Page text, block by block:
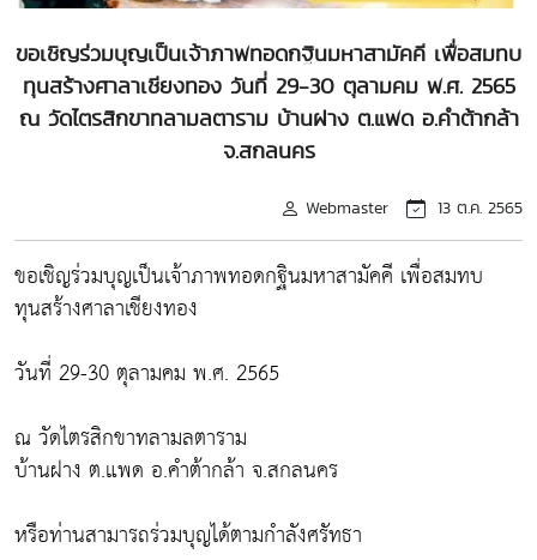
ขอเชิญร่วมบุญเป็นเจ้าภาพทอดกฐินมหาสามัคคี เพื่อสมทบ
ทุนสร้างศาลาเชียงทอง วันที่ 29-30 ตุลามคม พ.ศ. 2565
ณ วัดไตรสิกขาทลามลตาราม บ้านฝาง ต.แพด อ.คำต้ากล้า
จ.สกลนคร
Webmaster 13 ต.ค. 2565
ขอเชิญร่วมบุญเป็นเจ้าภาพทอดกฐินมหาสามัคคี เพื่อสมทบ
ทุนสร้างศาลาเชียงทอง
วันที่ 29-30 ตุลามคม พ.ศ. 2565
ณ วัดไตรสิกขาทลามลตาราม
บ้านฝาง ต.แพด อ.คำต้ากล้า จ.สกลนคร
หรือท่านสามารถร่วมบุญได้ตามกำลังศรัทธา